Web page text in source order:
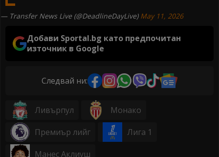
— Transfer News Live (@DeadlineDayLive) May 11, 2026
Добави Sportal.bg като предпочитан
източник в Google
Следвай ни:
Ливърпул Монако
Премиър лийг Лига 1
Манес Аклиуш